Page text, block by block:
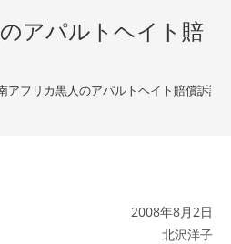
アパルトヘイト賠
アフリカ黒人のアパルトヘイト賠償訴訟
2008年8月2日
北沢洋子